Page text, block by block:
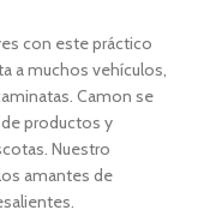
con este práctico
a muchos vehículos,
Camon se
productos y
Nuestro
amantes de